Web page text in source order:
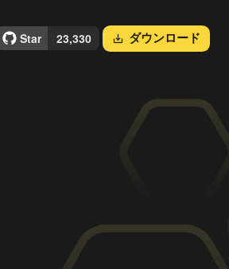
save_alt ダウンロード